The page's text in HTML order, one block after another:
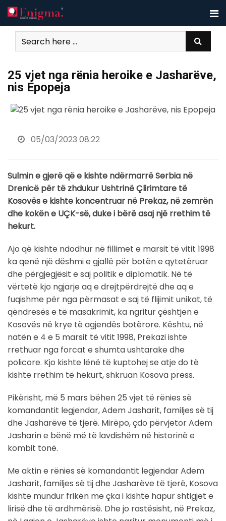
Skip
to
content
25 vjet nga rënia heroike e Jasharëve,
nis Epopeja
05/03/2023 08:22
Sulmin e gjerë që e kishte ndërmarrë Serbia në
Drenicë për të zhdukur Ushtrinë Çlirimtare të
Kosovës e kishte koncentruar në Prekaz, në zemrën
dhe kokën e UÇK-së, duke i bërë asaj një rrethim të
hekurt.
Ajo që kishte ndodhur në fillimet e marsit të vitit 1998
ka qenë një dëshmi e gjallë për botën e qytetëruar
dhe përgjegjësit e saj politik e diplomatik. Në të
vërtetë kjo ngjarje aq e drejtpërdrejtë dhe aq e
fuqishme për nga përmasat e saj të flijimit unikat, të
qëndresës e të masakrimit, ka ngritur çështjen e
Kosovës në krye të agjendës botërore. Kështu, në
natën e 4 e 5 marsit të vitit 1998, Prekazi ishte
rrethuar nga forcat e shumta ushtarake dhe
policore. Kjo kishte lënë të kuptohej se atje do të
kishte rrethim të hekurt, shkruan Kosova press.
Pikërisht, më 5 mars bëhen 25 vjet të rënies së
komandantit legjendar, Adem Jasharit, familjes së tij
dhe Jasharëve të tjerë. Mirëpo, çdo përvjetor Adem
Jasharin e bënë më të lavdishëm në historinë e
kombit tonë.
Me aktin e rënies së komandantit legjendar Adem
Jasharit, familjes së tij dhe Jasharëve të tjerë, Kosova
kishte mundur frikën me çka i kishte hapur shtigjet e
lirisë dhe të ardhmërisë. Dhe jo rastësisht, në Prekaz,